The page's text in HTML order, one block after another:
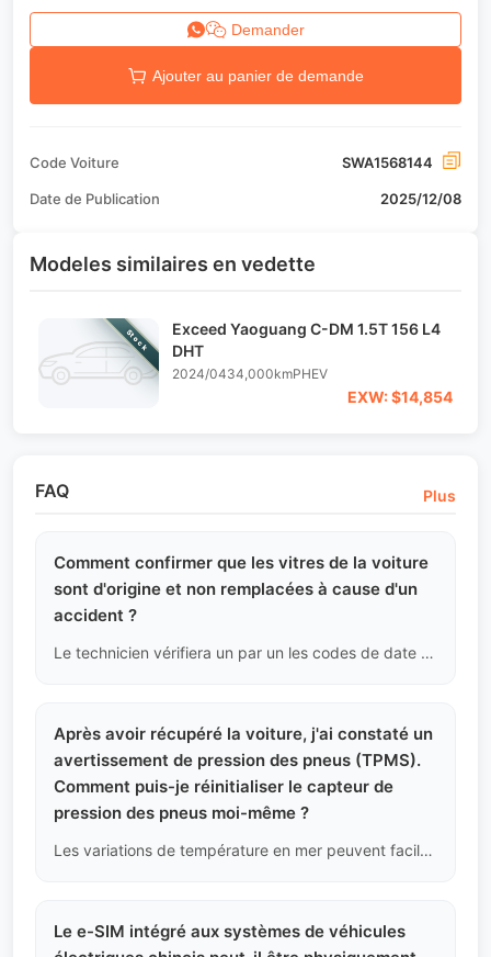
Demander
Ajouter au panier de demande
Code Voiture SWA1568144
Date de Publication 2025/12/08
Modeles similaires en vedette
Stock
Exceed Yaoguang C-DM 1.5T 156 L4
DHT
2024/0434,000kmPHEV
EXW: $14,854
FAQ Plus
Comment confirmer que les vitres de la voiture
sont d'origine et non remplacées à cause d'un
accident ?
Le technicien vérifiera un par un les codes de date de production et le logo de marque dans le coin inférieur gauche de toutes les vitres (y compris le pare-brise, les quatre portes et la lunette arrière) pour s'assurer qu'ils correspondent à la date de fabrication indiquée sur la plaque signalétique du véhicule. Si une vitre a une date postérieure à celle de la fabrication du véhicule, cela sera enregistré comme preuve d'un remplacement dû à un dommage.
Après avoir récupéré la voiture, j'ai constaté un
avertissement de pression des pneus (TPMS).
Comment puis-je réinitialiser le capteur de
pression des pneus moi-même ?
Les variations de température en mer peuvent facilement provoquer un avertissement de pression des pneus. Une fois que vous avez gonflé les pneus à la pression standard (généralement 2,5 Bar), la plupart des véhicules supprimeront automatiquement l'avertissement après quelques kilomètres ; certains modèles nécessitent de cliquer manuellement sur "Réinitialiser la pression des pneus" dans les "Paramètres du véhicule" de l'écran central.
Le e-SIM intégré aux systèmes de véhicules